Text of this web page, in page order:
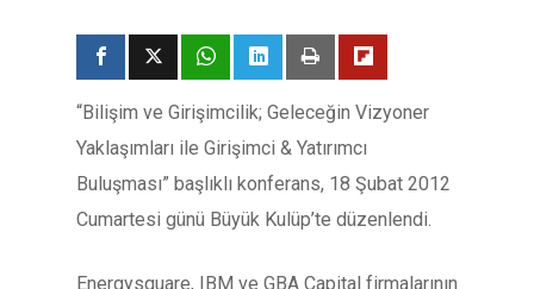
“Bilişim ve Girişimcilik; Geleceğin Vizyoner
Yaklaşımları ile Girişimci & Yatırımcı
Buluşması” başlıklı konferans, 18 Şubat 2012
Cumartesi günü Büyük Kulüp’te düzenlendi.
Energysquare, IBM ve GBA Capital firmalarının